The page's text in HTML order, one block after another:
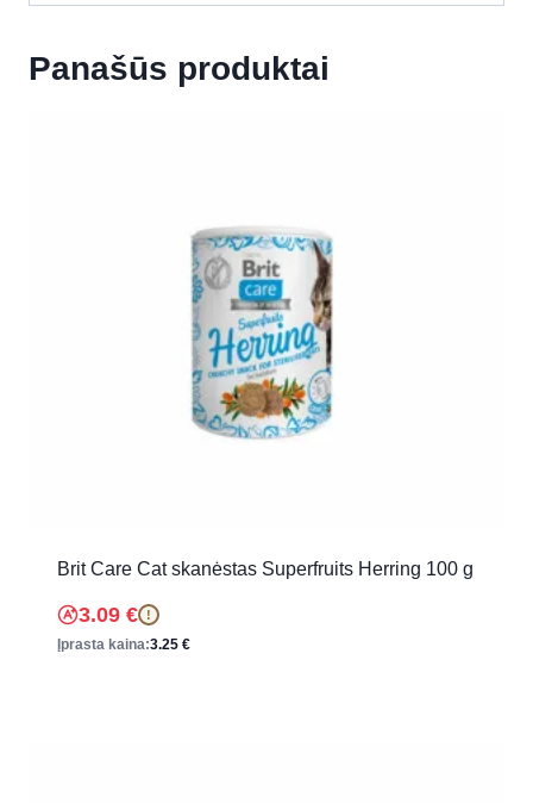
Panašūs produktai
Brit Care Cat skanėstas Superfruits Herring 100 g
3.09 € !
Įprasta kaina:3.25 €